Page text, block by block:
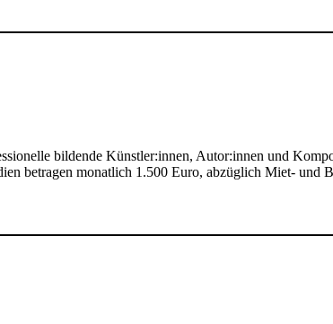
bildende Künstler:innen, Autor:innen und
betragen monatlich 1.500 Euro, abzüglich Miet-